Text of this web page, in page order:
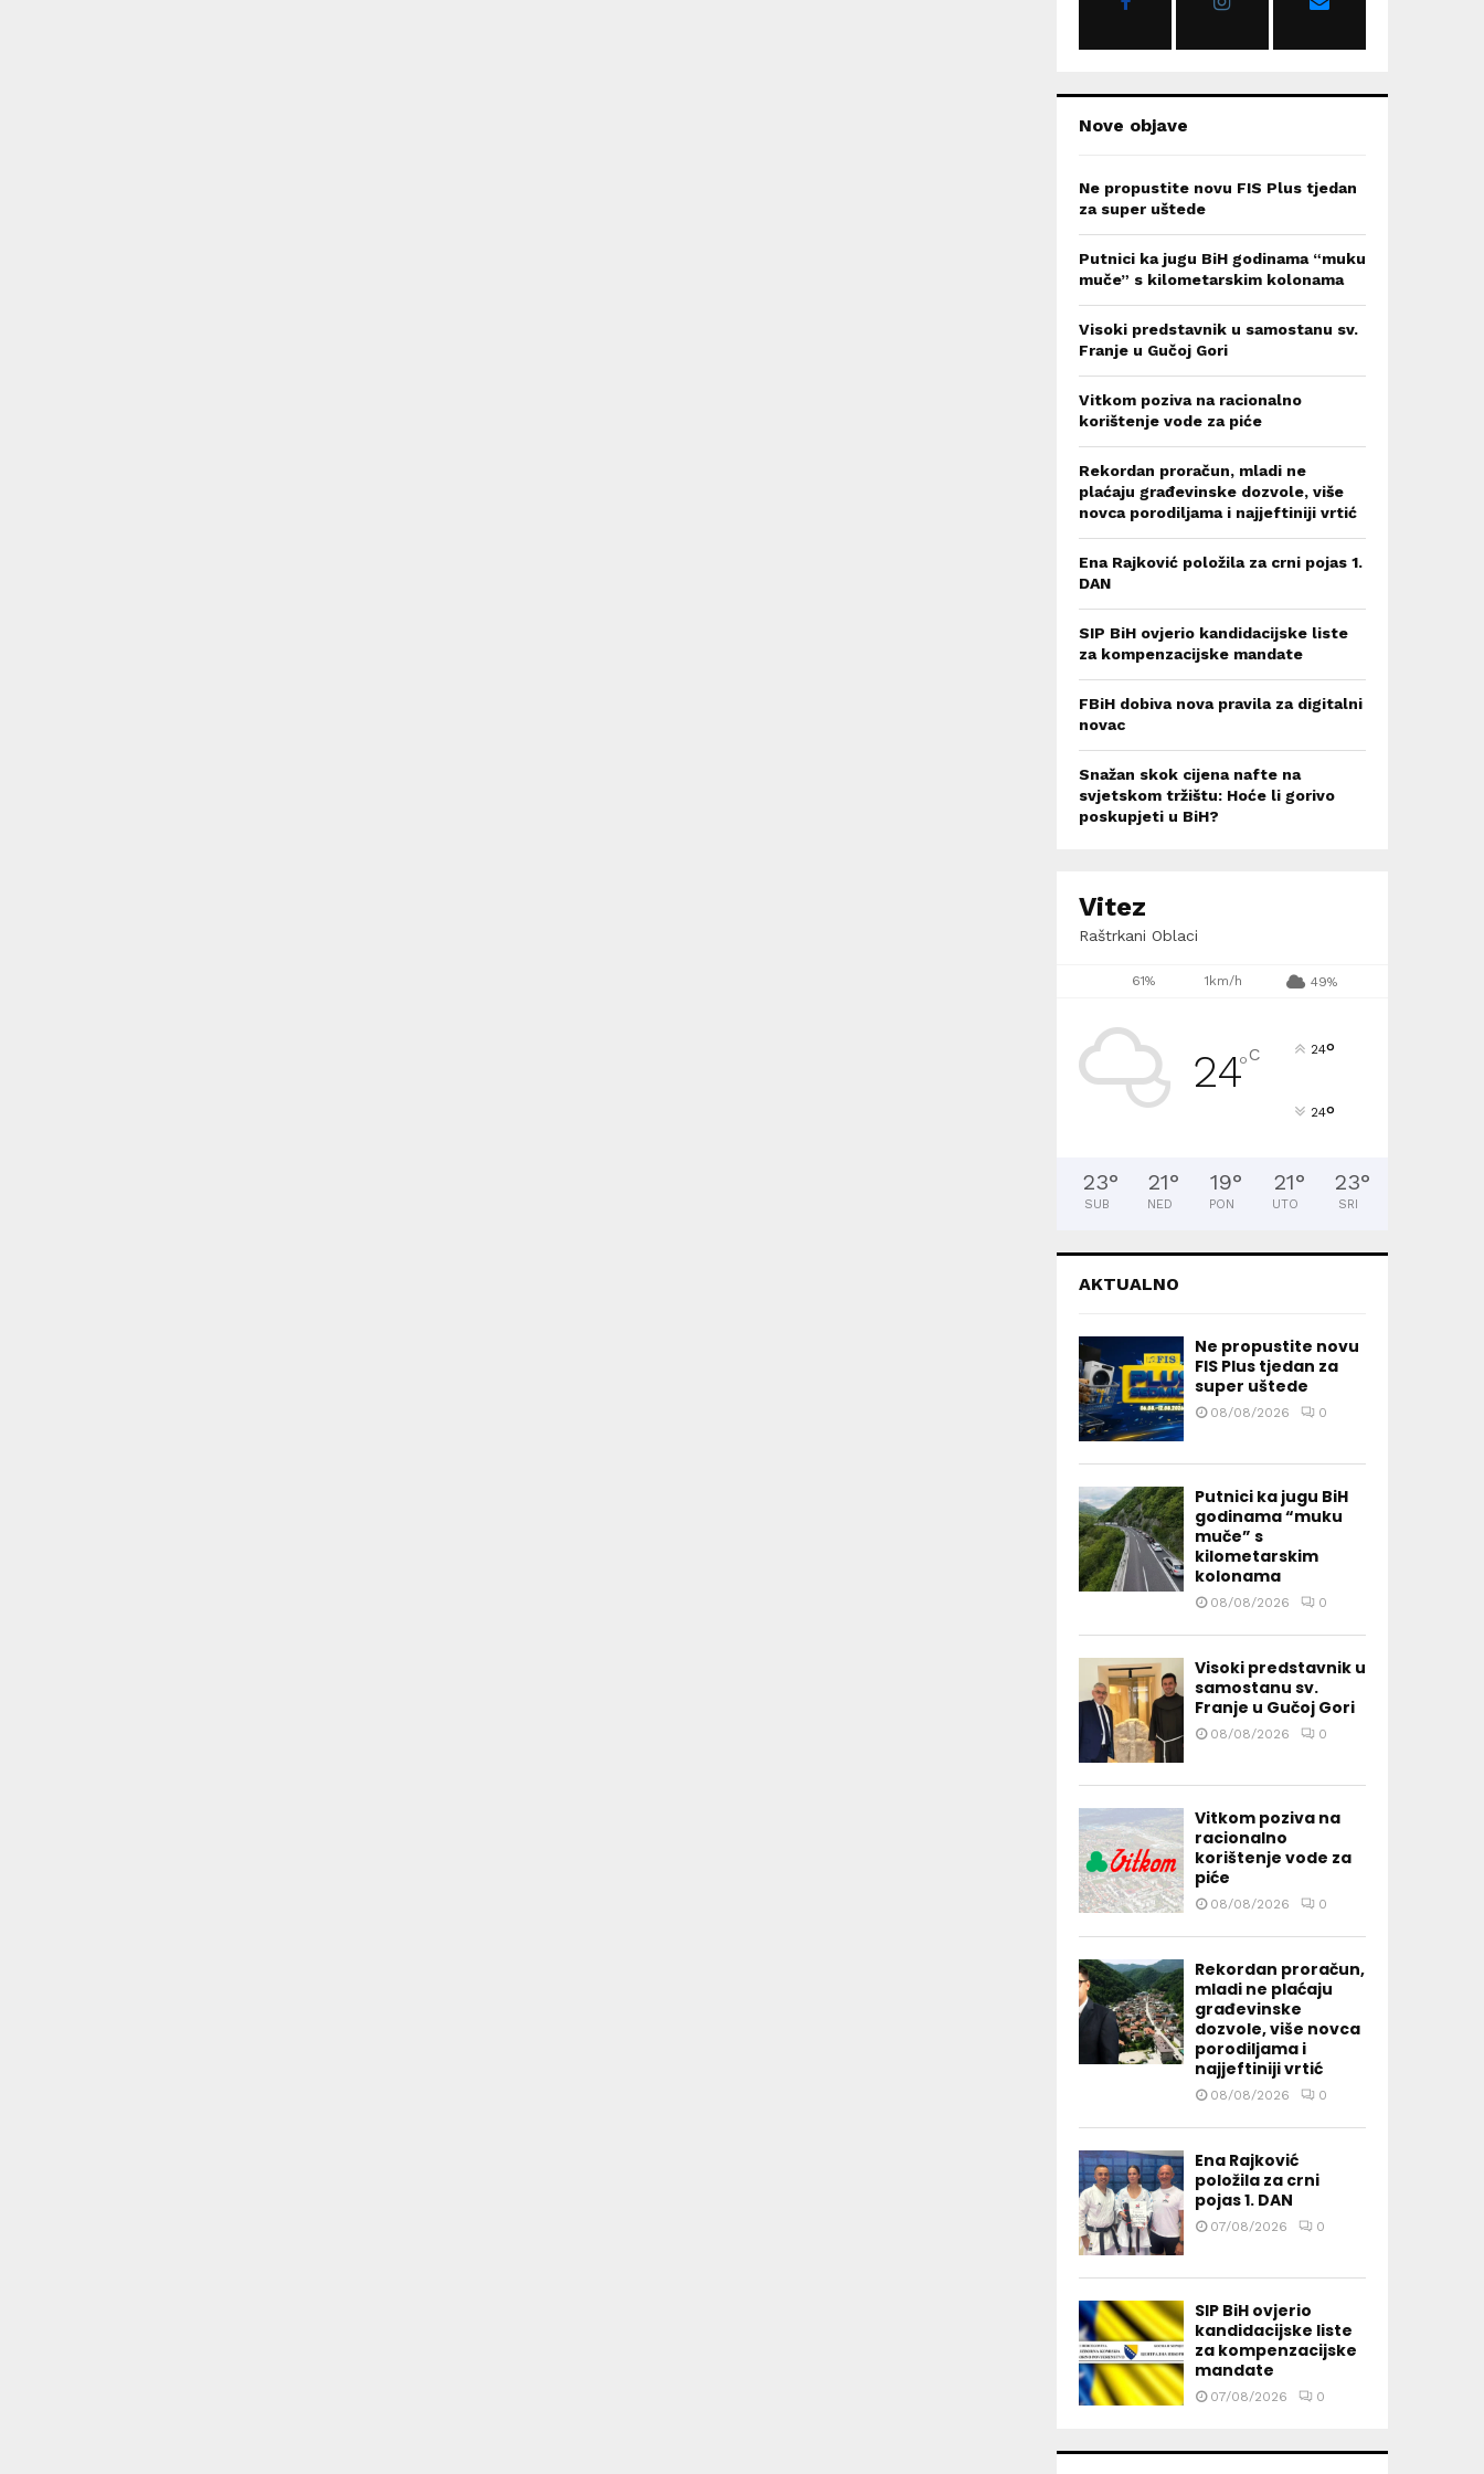
Nove objave
Ne propustite novu FIS Plus tjedan
za super uštede
Putnici ka jugu BiH godinama “muku
muče” s kilometarskim kolonama
Visoki predstavnik u samostanu sv.
Franje u Gučoj Gori
Vitkom poziva na racionalno
korištenje vode za piće
Rekordan proračun, mladi ne
plaćaju građevinske dozvole, više
novca porodiljama i najjeftiniji vrtić
Ena Rajković položila za crni pojas 1.
DAN
SIP BiH ovjerio kandidacijske liste
za kompenzacijske mandate
FBiH dobiva nova pravila za digitalni
novac
Snažan skok cijena nafte na
svjetskom tržištu: Hoće li gorivo
poskupjeti u BiH?
Vitez
Raštrkani Oblaci
61% 1km/h 49%
24°C 24°
24°
23°
SUB
21°
NED
19°
PON
21°
UTO
23°
SRI
AKTUALNO
Ne propustite novu
FIS Plus tjedan za
super uštede
08/08/2026 0
Putnici ka jugu BiH
godinama “muku
muče” s
kilometarskim
kolonama
08/08/2026 0
Visoki predstavnik u
samostanu sv.
Franje u Gučoj Gori
08/08/2026 0
Vitkom poziva na
racionalno
korištenje vode za
piće
08/08/2026 0
Rekordan proračun,
mladi ne plaćaju
građevinske
dozvole, više novca
porodiljama i
najjeftiniji vrtić
08/08/2026 0
Ena Rajković
položila za crni
pojas 1. DAN
07/08/2026 0
SIP BiH ovjerio
kandidacijske liste
za kompenzacijske
mandate
07/08/2026 0